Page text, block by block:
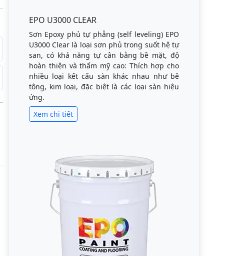
EPO U3000 CLEAR
Sơn Epoxy phủ tự phẳng (self leveling) EPO
U3000 Clear là loại sơn phủ trong suốt hệ tự
san, có khả năng tự cân bằng bề mặt, độ
hoàn thiện và thẩm mỹ cao: Thích hợp cho
nhiều loại kết cấu sàn khác nhau như bê
tông, kim loại, đặc biệt là các loại sàn hiệu
ứng.
Xem chi tiết